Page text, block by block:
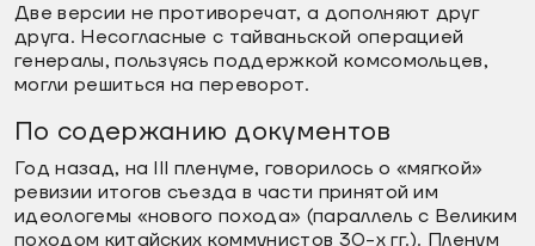
Две версии не противоречат, а дополняют друг
друга. Несогласные с тайваньской операцией
генералы, пользуясь поддержкой комсомольцев,
могли решиться на переворот.
По содержанию документов
Год назад, на III пленуме, говорилось о «мягкой»
ревизии итогов съезда в части принятой им
идеологемы «нового похода» (параллель с Великим
походом китайских коммунистов 30-х гг.). Пленум